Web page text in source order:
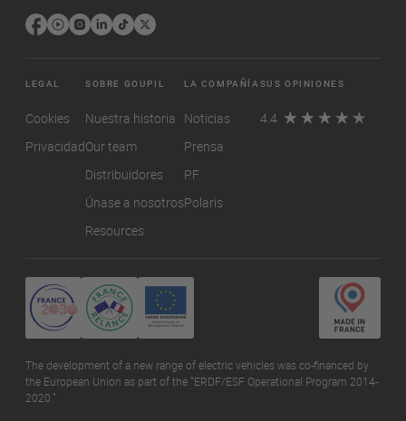
LEGAL
Cookies
Privacidad
SOBRE GOUPIL
Nuestra historia
Our team
Distribuidores
Únase a nosotros
Resources
LA COMPAÑÍA
Noticias
Prensa
PF
Polaris
SUS OPINIONES
4.4
The development of a new range of electric vehicles was co-financed by
the European Union as part of the “ERDF/ESF Operational Program 2014-
2020.”